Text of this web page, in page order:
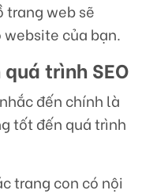
trang web sẽ
của bạn.
trình SEO
đến chính là
tốt đến quá trình
trang con có nội